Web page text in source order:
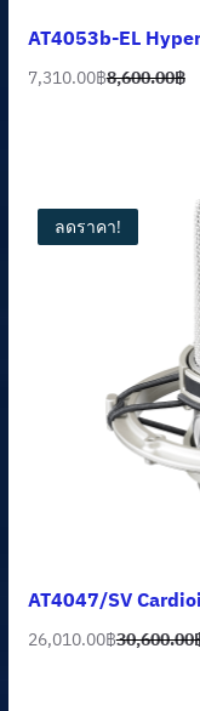
AT4053b-EL
8,600.00฿
Original
7,310.00฿
Current
ลดราคา!
AT4047/SV
30,600.00
Original
26,010.00฿
Current